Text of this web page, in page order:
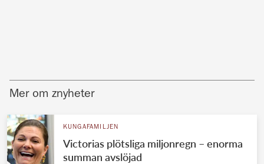
Mer om znyheter
KUNGAFAMILJEN
Victorias plötsliga miljonregn – enorma
summan avslöjad